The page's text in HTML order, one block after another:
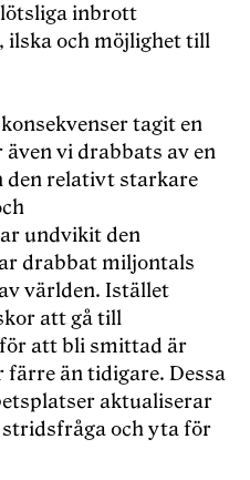
inbrott
ilska och möjlighet till
tagit en
vi drabbats av en
den relativt starkare
undvikit den
drabbat miljontals
världen. Istället
att gå till
att bli smittad är
färre än tidigare. Dessa
aktualiserar
och yta för